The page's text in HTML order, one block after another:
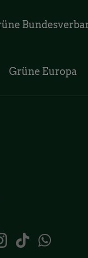
Grüne Europa